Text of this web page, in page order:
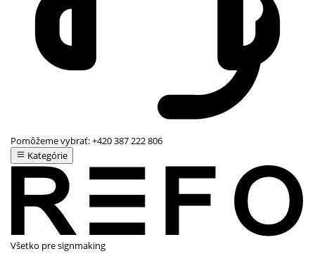
Pomôžeme vybrať:+420 387 222 806
Kategórie
Všetko pre signmaking